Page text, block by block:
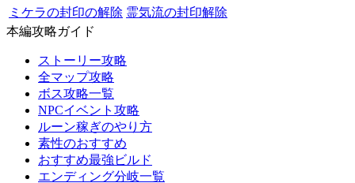
ミケラの封印の解除 霊気流の封印解除
本編攻略ガイド
ストーリー攻略
全マップ攻略
ボス攻略一覧
NPCイベント攻略
ルーン稼ぎのやり方
素性のおすすめ
おすすめ最強ビルド
エンディング分岐一覧